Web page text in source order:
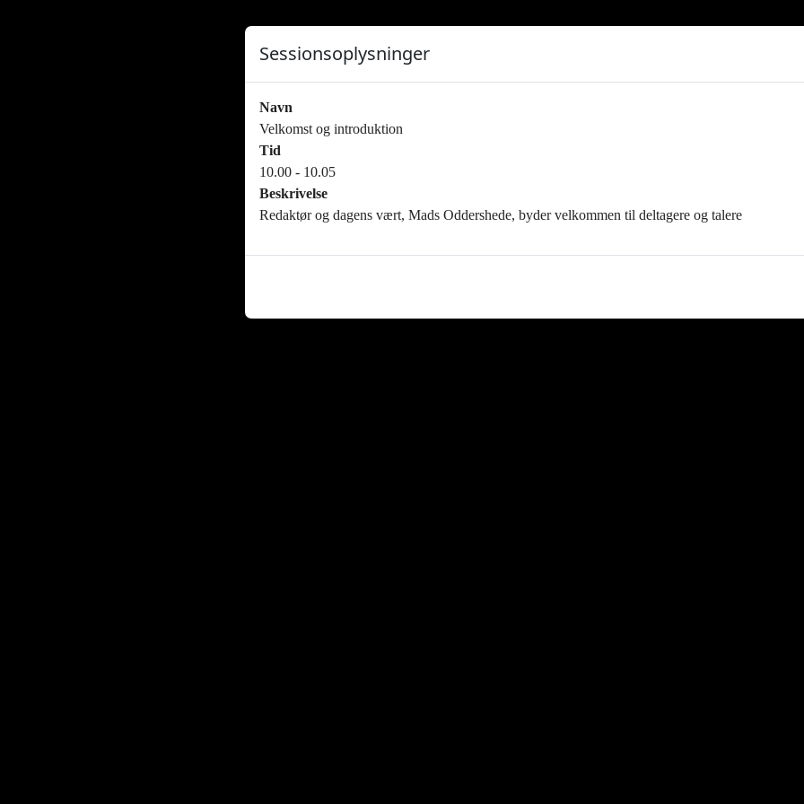
Sessionsoplysninger
Navn
Velkomst og introduktion
Tid
10.00 - 10.05
Beskrivelse
Redaktør og dagens vært, Mads Oddershede, byder velkommen til deltagere og talere